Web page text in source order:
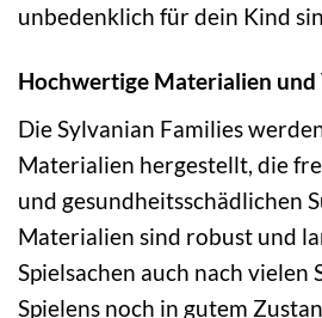
unbedenklich für dein Kind
Hochwertige Materialien
Die Sylvanian Families
Materialien hergestellt, die
und gesundheitsschädlichen
Materialien sind robust und
Spielsachen auch nach vielen
Spielens noch in gutem